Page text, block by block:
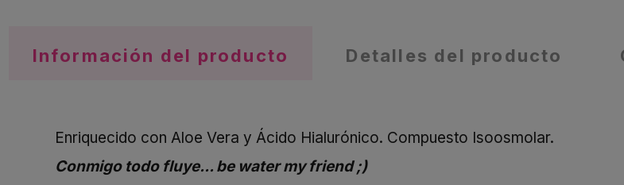
Información del producto Detalles del producto
Enriquecido con Aloe Vera y Ácido Hialurónico. Compuesto Isoosmolar.
Conmigo todo fluye... be water my friend ;)